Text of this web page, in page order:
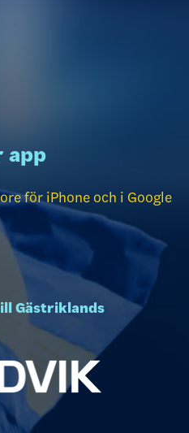
app
för iPhone och i Google
Gästriklands